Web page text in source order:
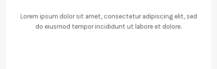
Lorem ipsum dolor sit amet, consectetur adipiscing elit, sed
do eiusmod tempor incididunt ut labore et dolore.